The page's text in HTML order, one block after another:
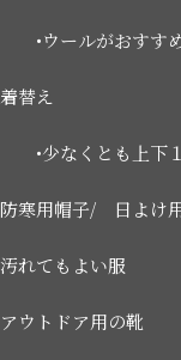
•ウールがおすす
着替え
•少なくとも上下
防寒用帽子/ 日よけ
汚れてもよい服
アウトドア用の靴